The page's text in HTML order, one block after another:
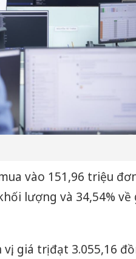
vào 151,96 triệu
lượng và 34,54% về
giá trị đạt 3.055,16